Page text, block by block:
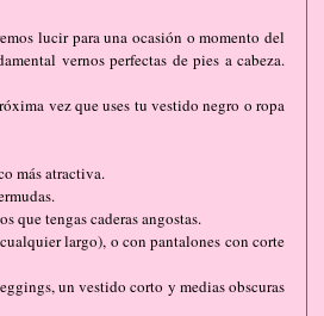
lucir para una ocasión o momento del
vernos perfectas de pies a cabeza.
vez que uses tu vestido negro o ropa
más atractiva.
que tengas caderas angostas.
largo), o con pantalones con corte
un vestido corto y medias obscuras